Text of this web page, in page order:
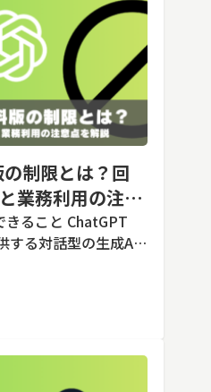
制限とは？回
業務利用の注意
最新】
ること ChatGPT
する対話型の生成AI
ントを登録すれば無